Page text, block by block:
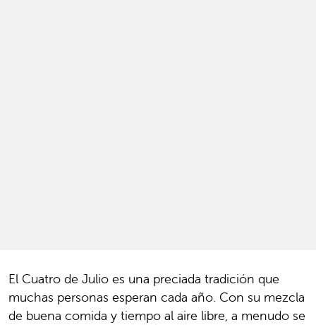
El Cuatro de Julio es una preciada tradición que
muchas personas esperan cada año. Con su mezcla
de buena comida y tiempo al aire libre, a menudo se